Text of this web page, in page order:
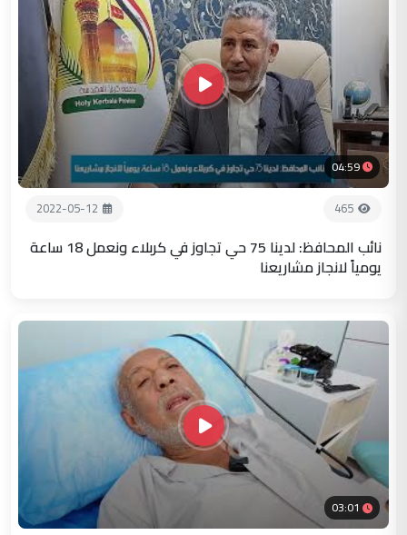
04:59
465
2022-05-12
نائب المحافظ: لدينا 75 حي تجاوز في كربلاء ونعمل 18 ساعة
يومياً لانجاز مشاريعنا
03:01